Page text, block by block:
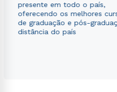
presente em todo o país,
oferecendo os melhores
de graduação e pós-
distância do país